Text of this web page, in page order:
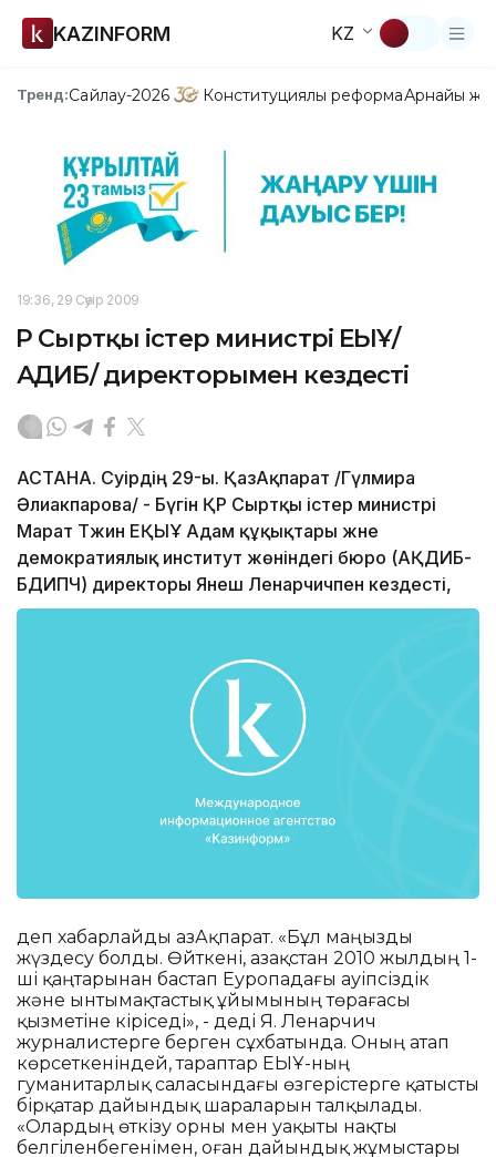
KAZINFORM KZ
Тренд:Сайлау-2026 Конституциялық реформаАрнайы
19:36, 29 Сәуір 2009
ҚР Сыртқы істер министрі ЕҚЫҰ/
АҚДИБ/ директорымен кездесті
АСТАНА. Сәуірдің 29-ы. ҚазАқпарат /Гүлмира
Әлиакпарова/ - Бүгін ҚР Сыртқы істер министрі
Марат Тәжин ЕҚЫҰ Адам құқықтары және
демократиялық институт жөніндегі бюро (АҚДИБ-
БДИПЧ) директоры Янеш Ленарчичпен кездесті,
деп хабарлайды ҚазАқпарат. «Бұл маңызды
жүздесу болды. Өйткені, Қазақстан 2010 жылдың 1-
ші қаңтарынан бастап Еуропадағы Қауіпсіздік
және ынтымақтастық ұйымының төрағасы
қызметіне кіріседі», - деді Я. Ленарчич
журналистерге берген сұхбатында. Оның атап
көрсеткеніндей, тараптар ЕҚЫҰ-ның
гуманитарлық саласындағы өзгерістерге қатысты
бірқатар дайындық шараларын талқылады.
«Олардың өткізу орны мен уақыты нақты
белгіленбегенімен, оған дайындық жұмыстары